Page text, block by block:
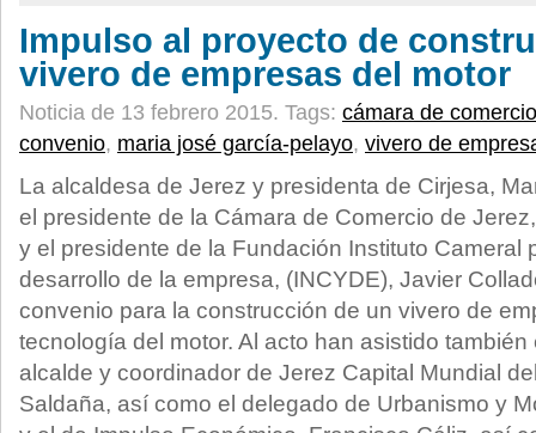
Impulso al proyecto de
vivero de empresas del motor
Noticia de 13 febrero 2015. Tags: cámara de comercio
convenio, maria josé garcía-pelayo, vivero de
La alcaldesa de Jerez y presidenta de Cirjesa,
el presidente de la Cámara de Comercio de
y el presidente de la Fundación Instituto Cameral
desarrollo de la empresa, (INCYDE), Javier
convenio para la construcción de un vivero de
tecnología del motor. Al acto han asistido
alcalde y coordinador de Jerez Capital Mundial
Saldaña, así como el delegado de Urbanismo y